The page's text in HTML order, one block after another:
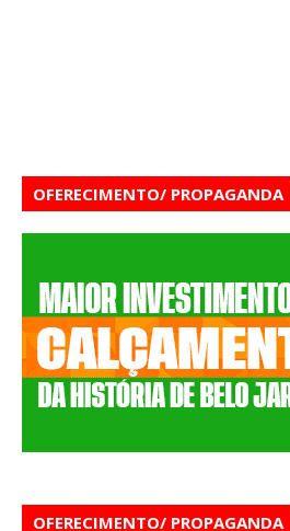
OFERECIMENTO/ PROPAGANDA
OFERECIMENTO/ PROPAGANDA